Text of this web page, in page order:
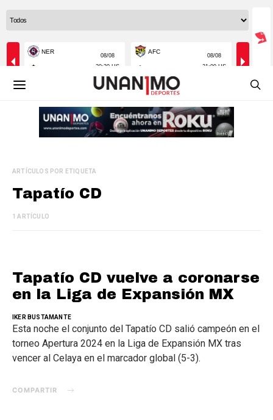
ARTÍCULOS POR ETIQUETA
Tapatío CD
1 ARTÍCULO
Tapatío CD vuelve a coronarse
en la Liga de Expansión MX
IKER BUSTAMANTE
Esta noche el conjunto del Tapatío CD salió campeón en el
torneo Apertura 2024 en la Liga de Expansión MX tras
vencer al Celaya en el marcador global (5-3).
COMPARTIR